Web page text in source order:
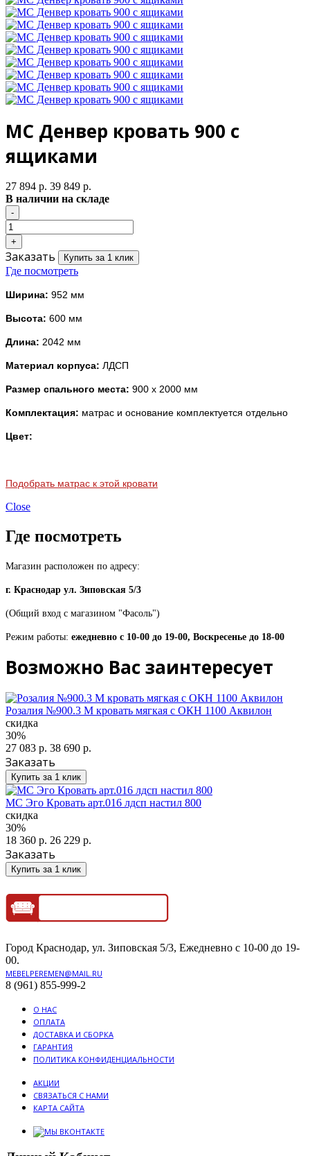
МС Денвер кровать 900 с
ящиками
27 894 р. 39 849 р.
В наличии на складе
Заказать Купить за 1 клик
Где посмотреть
Ширина: 952 мм
Высота: 600 мм
Длина: 2042 мм
Материал корпуса: ЛДСП
Размер спального места: 900 х 2000 мм
Комплектация: матрас и основание комплектуется отдельно
Цвет:
Подобрать матрас к этой кровати
Close
Где посмотреть
Магазин расположен по адресу:
г. Краснодар ул. Зиповская 5/3
(Общий вход с магазином "Фасоль")
Режим работы: ежедневно с 10-00 до 19-00, Воскресенье до 18-00
Возможно Вас заинтересует
Розалия №900.3 М кровать мягкая с ОКН 1100 Аквилон
скидка
30%
27 083 р. 38 690 р.
Заказать
Купить за 1 клик
МС Эго Кровать арт.016 лдсп настил 800
скидка
30%
18 360 р. 26 229 р.
Заказать
Купить за 1 клик
Город Краснодар, ул. Зиповская 5/3, Ежедневно с 10-00 до 19-
00.
MEBELPEREMEN@MAIL.RU
8 (961) 855-999-2
О НАС
ОПЛАТА
ДОСТАВКА И СБОРКА
ГАРАНТИЯ
ПОЛИТИКА КОНФИДЕНЦИАЛЬНОСТИ
АКЦИИ
СВЯЗАТЬСЯ С НАМИ
КАРТА САЙТА